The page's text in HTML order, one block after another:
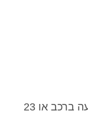
המשרד נמצא במרחק של 5 דקות נסיעה ברכב או 23